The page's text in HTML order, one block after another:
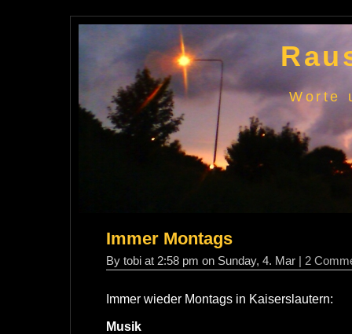
Worte
Immer Montags
By tobi at 2:58 pm on Sunday, 4. Mar | 2
Immer wieder Montags in Kaiserslautern:
Musik